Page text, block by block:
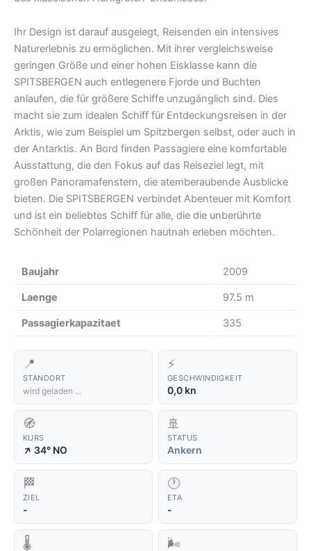
Ihr Design ist darauf ausgelegt, Reisenden ein intensives
Naturerlebnis zu ermöglichen. Mit ihrer vergleichsweise
geringen Größe und einer hohen Eisklasse kann die
SPITSBERGEN auch entlegenere Fjorde und Buchten
anlaufen, die für größere Schiffe unzugänglich sind. Dies
macht sie zum idealen Schiff für Entdeckungsreisen in der
Arktis, wie zum Beispiel um Spitzbergen selbst, oder auch in
der Antarktis. An Bord finden Passagiere eine komfortable
Ausstattung, die den Fokus auf das Reiseziel legt, mit
großen Panoramafenstern, die atemberaubende Ausblicke
bieten. Die SPITSBERGEN verbindet Abenteuer mit Komfort
und ist ein beliebtes Schiff für alle, die die unberührte
Schönheit der Polarregionen hautnah erleben möchten.
Baujahr 2009
Laenge 97.5 m
Passagierkapazitaet 335
📍
STANDORT
wird geladen ...
⚡
GESCHWINDIGKEIT
0,0 kn
🧭
KURS
↑ 34° NO
🚢
STATUS
Ankern
🏁
ZIEL
-
🕐
ETA
-
🌡️ 🌬️